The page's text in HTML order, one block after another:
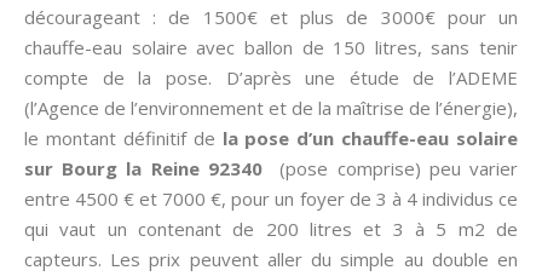
décourageant : de 1500€ et plus de 3000€ pour un
chauffe-eau solaire avec ballon de 150 litres, sans tenir
compte de la pose. D’après une étude de l’ADEME
(l’Agence de l’environnement et de la maîtrise de l’énergie),
le montant définitif de la pose d’un chauffe-eau solaire
sur Bourg la Reine 92340(pose comprise) peu varier
entre 4500 € et 7000 €, pour un foyer de 3 à 4 individus ce
qui vaut un contenant de 200 litres et 3 à 5 m2 de
capteurs. Les prix peuvent aller du simple au double en